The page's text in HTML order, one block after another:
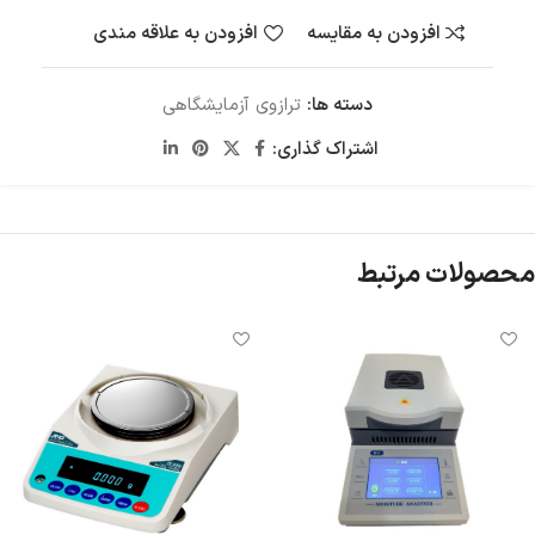
افزودن به مقایسه
افزودن به علاقه مندی
دسته ها: ترازوی آزمایشگاهی
اشتراک گذاری:
محصولات مرتبط